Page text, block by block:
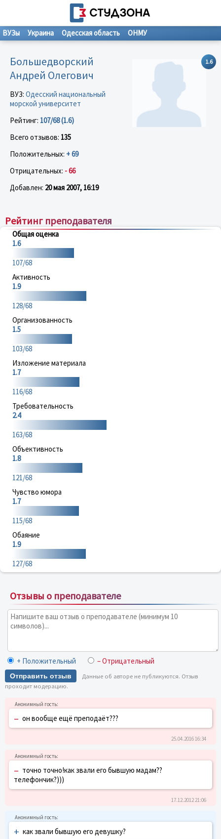
ВУЗы Украина Одесская область ОНМУ
1.6
Большедворский
Андрей Олегович
ВУЗ: Одесский национальный
морской университет
Рейтинг: 107/68 (1.6)
Всего отзывов: 135
Положительных: + 69
Отрицательных: - 66
Добавлен: 20 мая 2007, 16:19
Рейтинг преподавателя
Общая оценка
1.6
107/68
Активность
1.9
128/68
Организованность
1.5
103/68
Изложение материала
1.7
116/68
Требовательность
2.4
163/68
Объективность
1.8
121/68
Чувство юмора
1.7
115/68
Обаяние
1.9
127/68
Отзывы о преподавателе
+ Положительный – Отрицательный
Отправить отзыв
Данные об авторе не публикуются. Отзыв
проходит модерацию.
– он вообще ещё преподаёт???
25.04.2016 16:34
– точно точно!как звали его бывшую мадам??
телефончик?)))
17.12.2012 21:06
+ как звали бывшую его девушку?